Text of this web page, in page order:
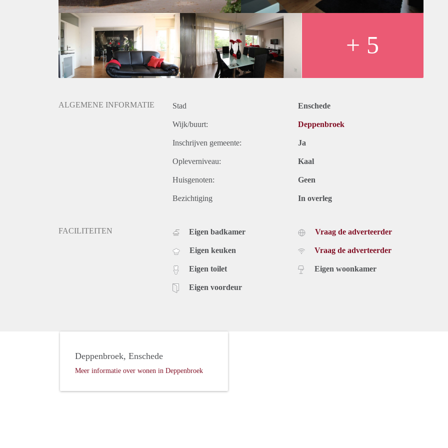
+ 5
ALGEMENE INFORMATIE Stad Enschede
Wijk/buurt: Deppenbroek
Inschrijven gemeente: Ja
Opleverniveau: Kaal
Huisgenoten: Geen
Bezichtiging In overleg
FACILITEITEN Eigen badkamer
Eigen keuken
Eigen toilet
Eigen voordeur
Vraag de adverteerder
Vraag de adverteerder
Eigen woonkamer
Deppenbroek, Enschede
Meer informatie over wonen in Deppenbroek